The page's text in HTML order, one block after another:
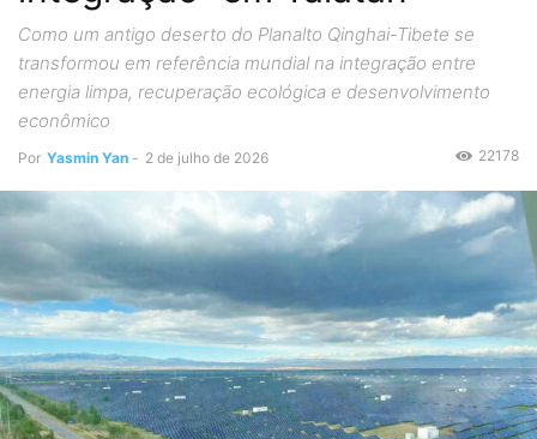
Como um antigo deserto do Planalto Qinghai-Tibete se
transformou em referência mundial na integração entre
energia limpa, recuperação ecológica e desenvolvimento
econômico
Por Yasmin Yan - 2 de julho de 2026 22178